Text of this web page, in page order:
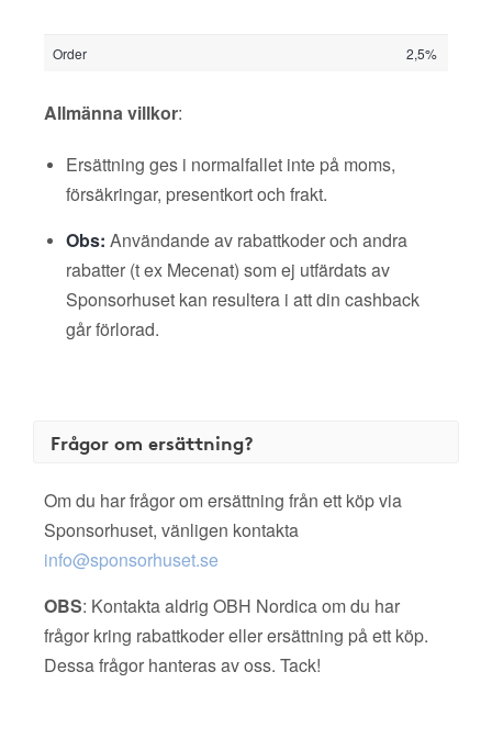
Order 2,5%
Allmänna villkor:
Ersättning ges i normalfallet inte på moms,
försäkringar, presentkort och frakt.
Obs: Användande av rabattkoder och andra
rabatter (t ex Mecenat) som ej utfärdats av
Sponsorhuset kan resultera i att din cashback
går förlorad.
Frågor om ersättning?
Om du har frågor om ersättning från ett köp via
Sponsorhuset, vänligen kontakta
info@sponsorhuset.se
OBS: Kontakta aldrig OBH Nordica om du har
frågor kring rabattkoder eller ersättning på ett köp.
Dessa frågor hanteras av oss. Tack!